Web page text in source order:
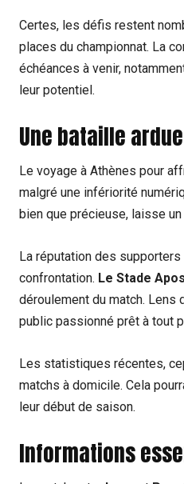
Certes, les défis restent
places du championnat. La
échéances à venir,
leur potentiel.
Une bataille
Le voyage à Athènes pour
malgré une infériorité
bien que précieuse, laisse un
La réputation des
confrontation. Le Stade
déroulement du match. Lens
public passionné prêt à tout
Les statistiques récentes,
matchs à domicile. Cela
leur début de saison.
Informations